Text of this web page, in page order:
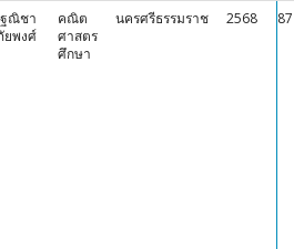
ณิชา
ยพงศ์
คณิต
ศาสตร
ศึกษา
นครศรีธรรมราช 2568 87